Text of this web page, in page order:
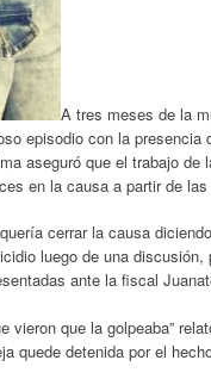
A tres meses de la
episodio con la
aseguró que el trabajo de
en la causa a partir de
cerrar la causa
luego de una
ante la fiscal
vieron que la golpeaba”
quede detenida por el